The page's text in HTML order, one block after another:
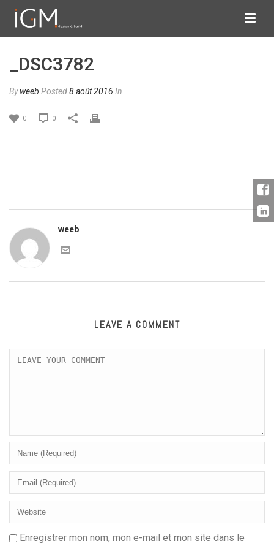
_DSC3782
Byweeb Posted8 août 2016 In
0 0
weeb
LEAVE A COMMENT
Enregistrer mon nom, mon e-mail et mon site dans le